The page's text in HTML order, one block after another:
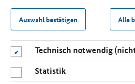
Auswahl bestätigen Alle
Technisch notwendig
Statistik